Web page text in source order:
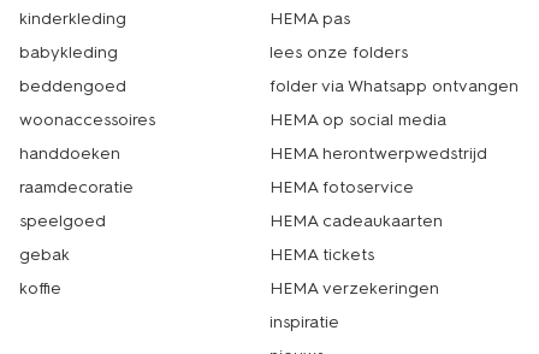
kinderkleding
babykleding
beddengoed
woonaccessoires
handdoeken
raamdecoratie
speelgoed
gebak
koffie
HEMA pas
lees onze folders
folder via Whatsapp ontvangen
HEMA op social media
HEMA herontwerpwedstrijd
HEMA fotoservice
HEMA cadeaukaarten
HEMA tickets
HEMA verzekeringen
inspiratie